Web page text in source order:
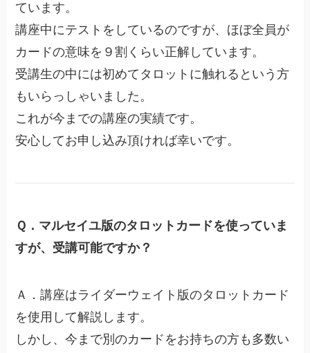
ています。
講座中にテストをしているのですが、ほぼ全員が
カードの意味を９割くらい正解しています。
受講生の中には初めてタロットに触れるという方
もいらっしゃいました。
これが今までの講座の実績です。
安心してお申し込み頂ければ幸いです。
Ｑ．マルセイユ版のタロットカードを使っていま
すが、受講可能ですか？
Ａ．講座はライダーウェイト版のタロットカード
を使用して解説します。
しかし、今まで別のカードをお持ちの方も多数い